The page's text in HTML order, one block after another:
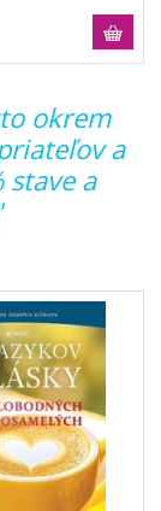
okrem
a
stave a